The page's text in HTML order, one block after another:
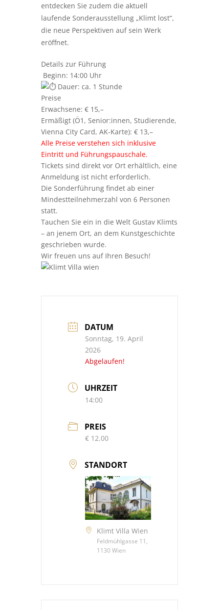
entdecken Sie zudem die aktuell
laufende Sonderausstellung „Klimt lost“,
die neue Perspektiven auf sein Werk
eröffnet.
Details zur Führung
Beginn: 14:00 Uhr
Dauer: ca. 1 Stunde
Preise
Erwachsene: € 15,–
Ermäßigt (Ö1, Senior:innen, Studierende,
Vienna City Card, AK-Karte): € 13,–
Alle Preise verstehen sich inklusive
Eintritt und Führungspauschale.
Tickets sind direkt vor Ort erhältlich, eine
Anmeldung ist nicht erforderlich.
Die Sonderführung findet ab einer
Mindestteilnehmerzahl von 6 Personen
statt.
Tauchen Sie ein in die Welt Gustav Klimts
– an jenem Ort, an dem Kunstgeschichte
geschrieben wurde.
Wir freuen uns auf Ihren Besuch!
DATUM
Sonntag, 19. April
2026
Abgelaufen!
UHRZEIT
14:00
PREIS
€ 12.00
STANDORT
Klimt Villa Wien
Feldmühlgasse 11,
1130 Wien